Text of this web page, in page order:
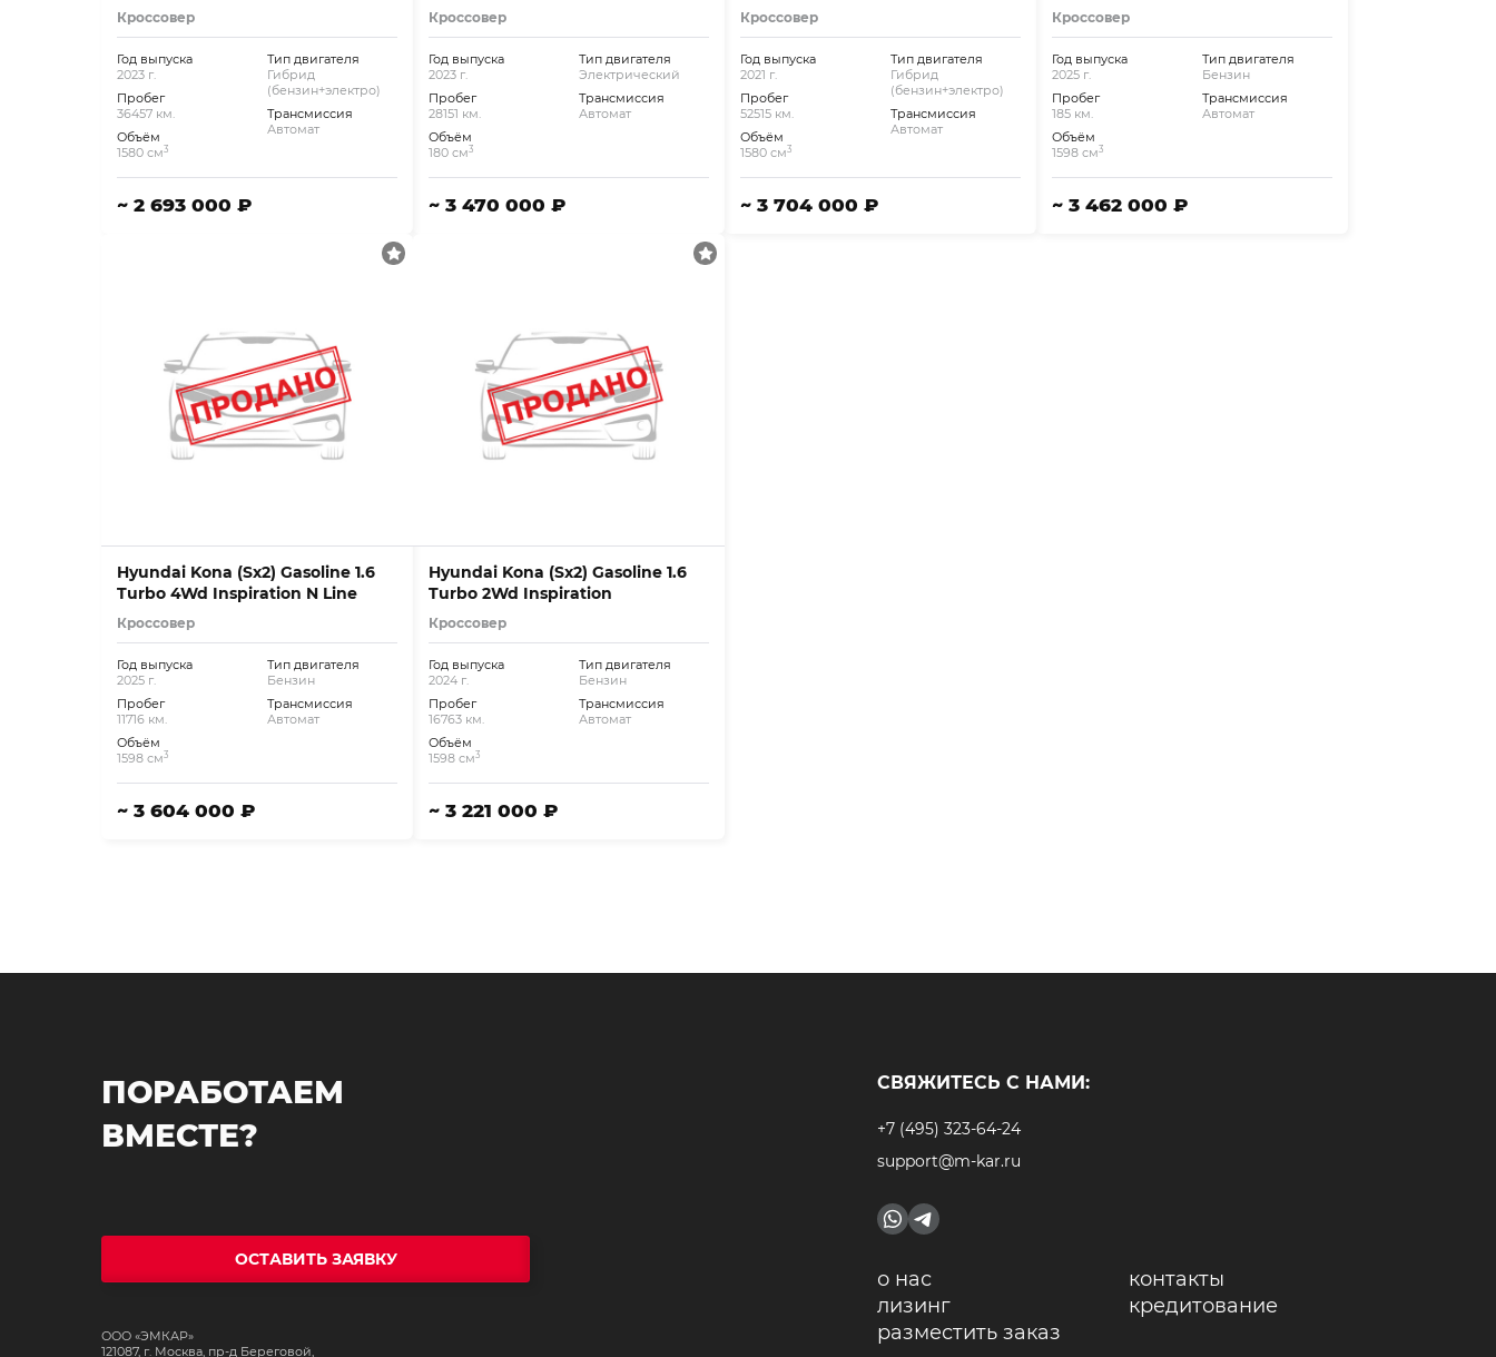
Кроссовер
Год выпуска
2023 г.
Пробег
36457 км.
Объём
1580 см3
Тип двигателя
Гибрид
(бензин+электро)
Трансмиссия
Автомат
~ 2 693 000 ₽
Кроссовер
Год выпуска
2023 г.
Пробег
28151 км.
Объём
180 см3
Тип двигателя
Электрический
Трансмиссия
Автомат
~ 3 470 000 ₽
Кроссовер
Год выпуска
2021 г.
Пробег
52515 км.
Объём
1580 см3
Тип двигателя
Гибрид
(бензин+электро)
Трансмиссия
Автомат
~ 3 704 000 ₽
Кроссовер
Год выпуска
2025 г.
Пробег
185 км.
Объём
1598 см3
Тип двигателя
Бензин
Трансмиссия
Автомат
~ 3 462 000 ₽
Hyundai Kona (Sx2) Gasoline 1.6
Turbo 4Wd Inspiration N Line
Кроссовер
Год выпуска
2025 г.
Пробег
11716 км.
Объём
1598 см3
Тип двигателя
Бензин
Трансмиссия
Автомат
~ 3 604 000 ₽
Hyundai Kona (Sx2) Gasoline 1.6
Turbo 2Wd Inspiration
Кроссовер
Год выпуска
2024 г.
Пробег
16763 км.
Объём
1598 см3
Тип двигателя
Бензин
Трансмиссия
Автомат
~ 3 221 000 ₽
ПОРАБОТАЕМ
ВМЕСТЕ?
ОСТАВИТЬ ЗАЯВКУ
ООО «ЭМКАР»
121087, г. Москва, пр-д Береговой,
СВЯЖИТЕСЬ С НАМИ:
+7 (495) 323-64-24
support@m-kar.ru
о нас
контакты
лизинг
кредитование
разместить заказ